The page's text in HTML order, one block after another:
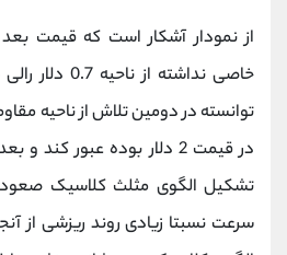
از نمودار آشکار است که قیمت
خاصی نداشته
توانسته در دومین تلاش از ناحیه
در قیمت 2 دلار بوده عبور
سرعت نسبتا زیادی روند ریزشی از